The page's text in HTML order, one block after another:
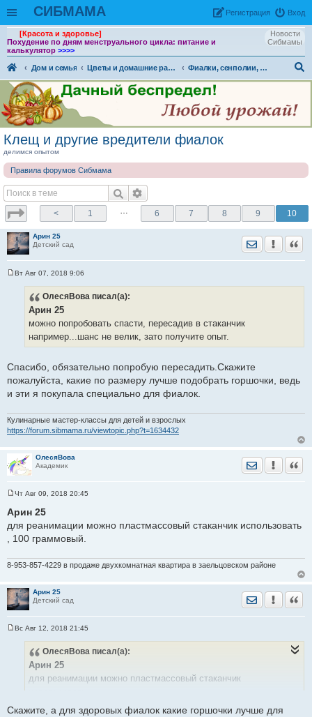
СИБМАМА Вход
Рeгиcтpaция
Новости
Сибмамы
[Красота и здоровье]
Похудение по дням менструального цикла: питание и
калькулятор >>>>
Дом и семья Цветы и домашние растения
Фиалки, сенполии, глоксинии и компания. Геснериевые
ои
Клещ и другие вредители фиалок
делимся опытом
Правила форумов Сибмама
< 1 … 6 7 8 9 10
Арин 25
Детский сад
Отправить
Вт Авг 07, 2018 9:06
ОлесяВова писал(а):
Арин 25
можно попробовать спасти, пересадив в стаканчик
например...шанс не велик, зато получите опыт.
Спасибо, обязательно попробую пересадить.Скажите
пожалуйста, какие по размеру лучше подобрать горшочки, ведь
и эти я покупала специально для фиалок.
Кулинарные мастер-классы для детей и взрослых
https://forum.sibmama.ru/viewtopic.php?t=1634432
ОлесяВова
Академик
Отправить
о
б
щ
е
и
е
Чт Авг 09, 2018 20:45
Арин 25
для реанимации можно пластмассовый стаканчик использовать
, 100 граммовый.
8-953-857-4229 в продаже двухкомнатная квартира в заельцовском районе
Арин 25
Детский сад
Отправить
Вс Авг 12, 2018 21:45
ОлесяВова писал(а):
Арин 25
для реанимации можно пластмассовый стаканчик
Скажите, а для здоровых фиалок какие горшочки лучше для